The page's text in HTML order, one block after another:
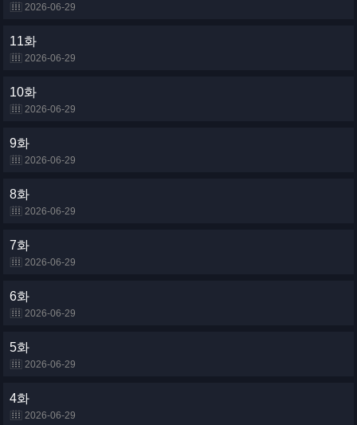
2026-06-29
11화
2026-06-29
10화
2026-06-29
9화
2026-06-29
8화
2026-06-29
7화
2026-06-29
6화
2026-06-29
5화
2026-06-29
4화
2026-06-29